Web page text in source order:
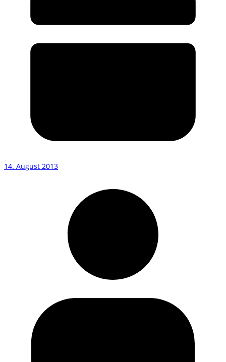
14. August 2013